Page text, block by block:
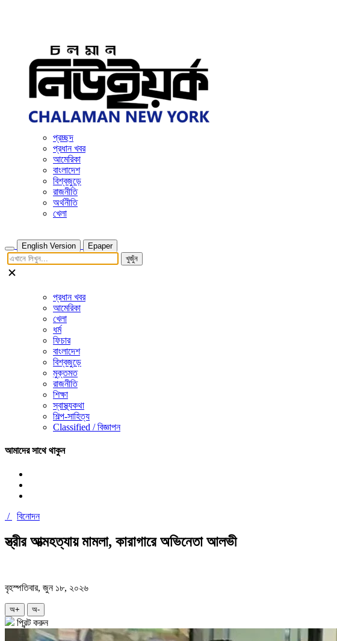
প্রচ্ছদ
প্রধান খবর
আমেরিকা
বাংলাদেশ
বিশ্বজুড়ে
রাজনীতি
অর্থনীতি
খেলা
English Version
Epaper
খুজুঁন
প্রধান খবর
আমেরিকা
খেলা
ধর্ম
ফিচার
বাংলাদেশ
বিশ্বজুড়ে
মুক্তমত
রাজনীতি
শিক্ষা
স্বাস্থ্যকথা
শিল্প-সাহিত্য
Classified / বিজ্ঞাপন
আমাদের সাথে থাকুন
/ বিনোদন
স্ত্রীর আত্মহত্যায় মামলা, কারাগারে অভিনেতা আলভী
বৃহস্পতিবার, জুন ১৮, ২০২৬
অ+ অ-
প্রিন্ট করুন